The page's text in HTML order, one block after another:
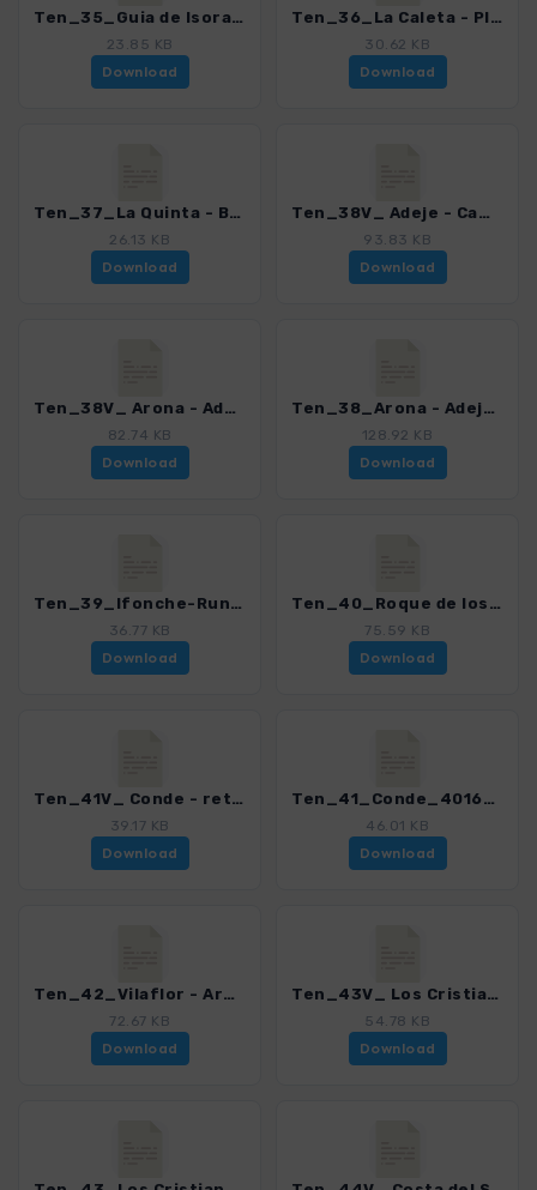
Ten_35_Guia de Isora - Chirche_4016_21.gpx
23.85 KB
Download
Ten_36_La Caleta - Playa Paraiso_4016_21.gpx
30.62 KB
Download
Ten_37_La Quinta - Boca del Paso_4016_21.gpx
26.13 KB
Download
Ten_38V_ Adeje - Camino Carrasco - Boca del Paso_4016_21.gpx
93.83 KB
Download
Ten_38V_ Arona - Adeje via Camino Carrasco_4016_21.gpx
82.74 KB
Download
Ten_38_Arona - Adeje_4016_21.gpx
128.92 KB
Download
Ten_39_Ifonche-Runde_4016_21.gpx
36.77 KB
Download
Ten_40_Roque de los Brezos_4016_21.gpx
75.59 KB
Download
Ten_41V_ Conde - retour via Degollada Frailitos_4016_21.gpx
39.17 KB
Download
Ten_41_Conde_4016_21.gpx
46.01 KB
Download
Ten_42_Vilaflor - Arona_4016_21.gpx
72.67 KB
Download
Ten_43V_ Los Cristianos - Guaza - Las Galletas_4016_21.gpx
54.78 KB
Download